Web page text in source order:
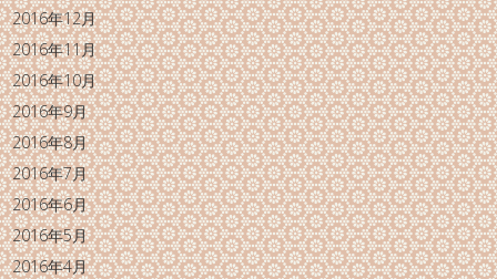
2016年12月
2016年11月
2016年10月
2016年9月
2016年8月
2016年7月
2016年6月
2016年5月
2016年4月